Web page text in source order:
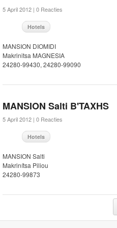
5 April 2012 | 0 Reacties
Hotels
MANSION DIOMIDI
Makrinitsa MAGNESIA
24280-99430, 24280-99090
MANSION Salti B'TAXHS
5 April 2012 | 0 Reacties
Hotels
MANSION Salti
Makrinítsa Piliou
24280-99873